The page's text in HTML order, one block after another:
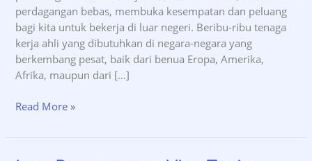
perdagangan bebas, membuka kesempatan dan peluang
bagi kita untuk bekerja di luar negeri. Beribu-ribu tenaga
kerja ahli yang dibutuhkan di negara-negara yang
berkembang pesat, baik dari benua Eropa, Amerika,
Afrika, maupun dari […]
Syarat
Kerja
Read More »